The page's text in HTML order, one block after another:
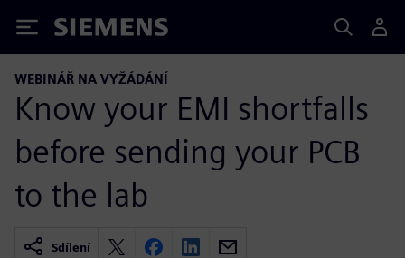
Siemens
WEBINÁŘ NA VYŽÁDÁNÍ
Know your EMI shortfalls
before sending your PCB
to the lab
Sdílení